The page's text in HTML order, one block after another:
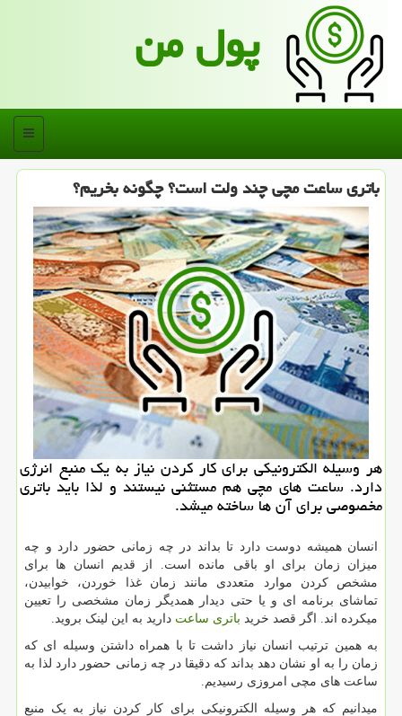
پول من
منو
باتری ساعت مچی چند ولت است؟ چگونه بخریم؟
هر وسیله الكترونیكی برای كار كردن نیاز به یك منبع انرژی
دارد. ساعت های مچی هم مستثنی نیستند و لذا باید باتری
مخصوصی برای آن ها ساخته میشد.
انسان همیشه دوست دارد تا بداند در چه زمانی حضور دارد و چه
میزان زمان برای او باقی مانده است. از قدیم انسان ها برای
مشخص کردن موارد متعددی مانند زمان غذا خوردن، خوابیدن،
تماشای برنامه ای و یا حتی دیدار همدیگر زمان مشخصی را تعیین
میکرده اند. اگر قصد خرید باتری ساعت دارید به این لینک بروید.
به همین ترتیب انسان نیاز داشت تا با همراه داشتن وسیله ای که
زمان را به او نشان دهد بداند که دقیقا در چه زمانی حضور دارد لذا به
ساعت های مچی امروزی رسیدیم.
میدانیم که هر وسیله الکترونیکی برای کار کردن نیاز به یک منبع